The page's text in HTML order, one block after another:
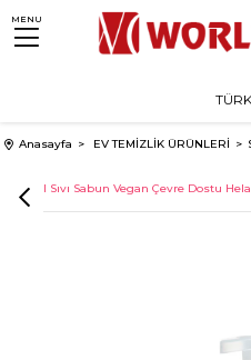
MENU
Anasayfa EV TEMİZLİK ÜRÜNLERİ
Bitkisel Sıvı Sabun Vegan Çevre Dostu